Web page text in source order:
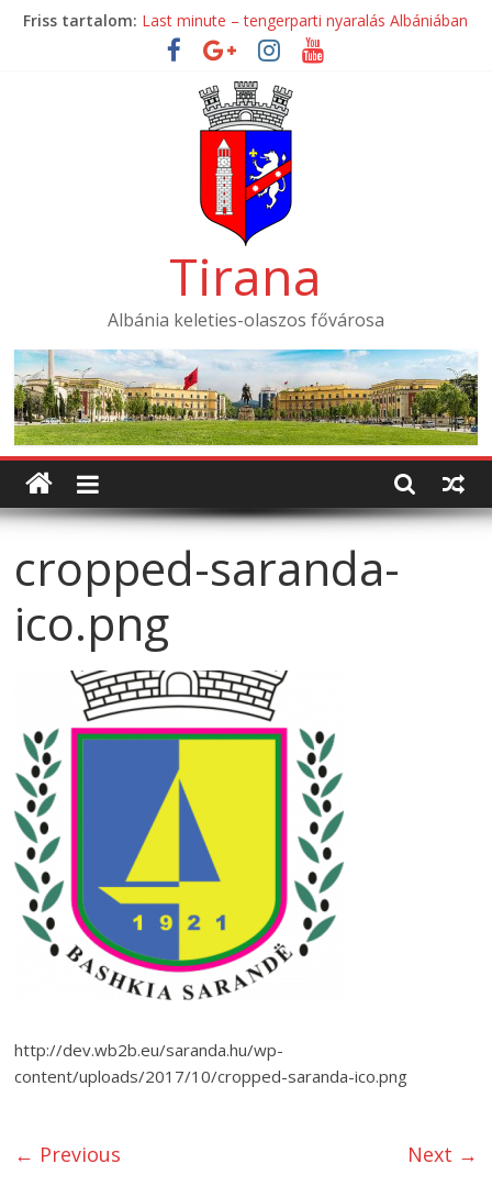
SkipFriss tartalom: Last minute – tengerparti nyaralás Albániában
Mondial Hotel ****
Mak Albania Hotel *****
La Bohème Hotel ****
Tirana International Hotel ****
Tirana
Albánia keleties-olaszos fővárosa
cropped-saranda-
ico.png
http://dev.wb2b.eu/saranda.hu/wp-
content/uploads/2017/10/cropped-saranda-ico.png
← Previous Next →